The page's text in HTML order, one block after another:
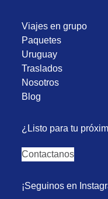
Viajes en grupo
Paquetes
Uruguay
Traslados
Nosotros
Blog
¿Listo para tu
Contactanos
¡Seguinos en